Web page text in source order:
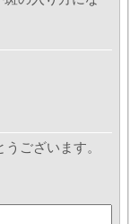
ございます。